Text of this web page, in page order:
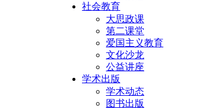
社会教育
大思政课
第二课堂
爱国主义教育
文化沙龙
公益讲座
学术出版
学术动态
图书出版